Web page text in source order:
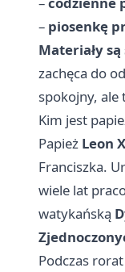
– piosenkę
Materiały
zachęca do
spokojny, ale
Kim jest
Papież Leon
Franciszka.
wiele lat
watykańską
Podczas